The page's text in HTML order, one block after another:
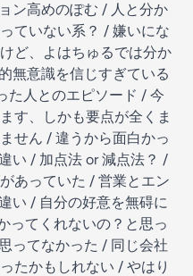
ン高めのぽむ / 人と分か
ていない系？ / 嫌いにな
ど、よはちゅるでは分か
無意識を信じすぎている
た人とのエピソード / 今
す、しかも要点が全くま
せん / 違うから面白かっ
い / 加点法 or 減点法？ /
あっていた / 営業とエン
い / 自分の好意を無碍に
ってくれないの？と思っ
ってなかった / 同じ会社
たかもしれない / やはり